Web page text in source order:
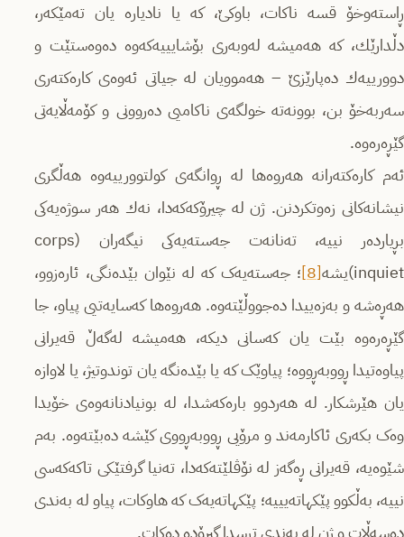
ڕاستەوخۆ قسە ناکات، باوکێ، کە یا نادیاره‌ یان ته‌مێكه‌ر،
دڵدارێك، کە هەمیشە له‌وبه‌ری بۆشایییه‌كه‌وه‌ ده‌وه‌ستێت و
دوورییه‌ك ده‌پارێزێ‌ – هەموویان لە جیاتی ئەوەی کاره‌كته‌ری
سەربەخۆ بن، بوونه‌ته‌ خولگه‌ی ناكامیی دەروونی و کۆمەڵایەتی
گێڕەره‌وه‌.
ئەم كاره‌كته‌رانه‌ هەروەها لە ڕوانگەی کولتوورییەوە هەڵگری
نیشانەکانی زەوتکردنن. ژن لە چیرۆكه‌كه‌دا، نەك هه‌ر سوژەیەکی
بڕیاردەر نییه‌، ته‌نانه‌ت جەستەیه‌كی نیگەران (corps
inquiet)یشه‌
[8]
؛ جەستەیەک کە لە نێوان بێده‌نگی، ئارەزوو،
هەڕەشە و بەزەییدا دەجووڵێتەوە. هه‌روه‌ها کەسایەتیی پیاو، جا
گێڕەره‌وه‌ بێت یان کەسانی دیکە، هەمیشە لەگەڵ قەیرانی
پیاوەتیدا ڕووبەڕووه‌؛ پیاوێک کە یا بێدەنگە یان توندوتیژ، یا لاوازە
یان هێرشکار. لە هەردوو باره‌كه‌شدا، لە بونیادنانەوەی خۆیدا
وەک بكه‌ری ئاكارمه‌ند و مرۆیی ڕووبه‌ڕووی كێشه‌ ده‌بێته‌وه‌. بەم
شێوەیە، قەیرانی ڕەگەز لە نۆڤلێته‌كه‌دا، تەنیا گرفتێكی تاکەکەسی
نییە، بەڵکوو پێکهاتەیییە؛ پێکهاتەیەک کە هاوکات، پیاو لە بەندی